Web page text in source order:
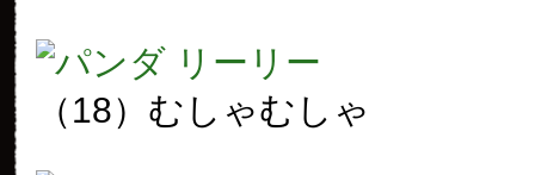
（18）むしゃむしゃ